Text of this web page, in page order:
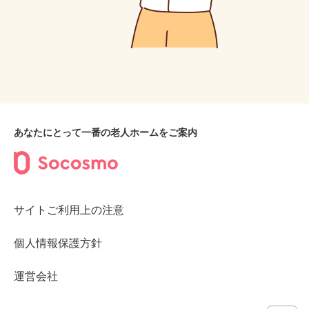
あなたにとって一番の老人ホームをご案内
サイトご利用上の注意
個人情報保護方針
運営会社